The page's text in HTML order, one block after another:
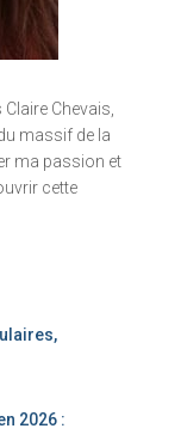
Chevais,
massif de la
ma passion et
cette
2026 :